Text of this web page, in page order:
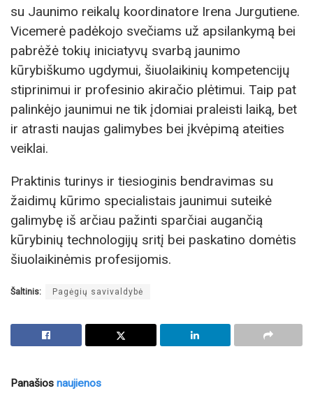
su Jaunimo reikalų koordinatore Irena Jurgutiene.
Vicemerė padėkojo svečiams už apsilankymą bei
pabrėžė tokių iniciatyvų svarbą jaunimo
kūrybiškumo ugdymui, šiuolaikinių kompetencijų
stiprinimui ir profesinio akiračio plėtimui. Taip pat
palinkėjo jaunimui ne tik įdomiai praleisti laiką, bet
ir atrasti naujas galimybes bei įkvėpimą ateities
veiklai.
Praktinis turinys ir tiesioginis bendravimas su
žaidimų kūrimo specialistais jaunimui suteikė
galimybę iš arčiau pažinti sparčiai augančią
kūrybinių technologijų sritį bei paskatino domėtis
šiuolaikinėmis profesijomis.
Šaltinis: Pagėgių savivaldybė
Panašios naujienos